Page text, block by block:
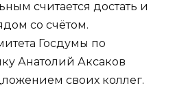
считается достать и
со счётом.
Госдумы по
Анатолий Аксаков
своих коллег.